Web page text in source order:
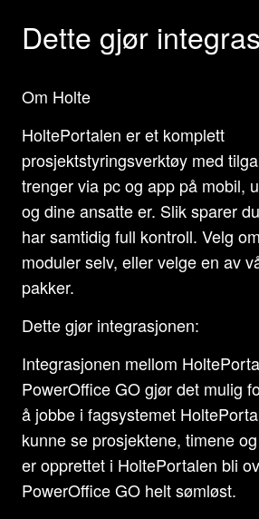
Om oss
Support
Logg inn
Dette gjør
Om Holte
HoltePortalen er et komplett
prosjektstyringsverktøy med
trenger via pc og app på mobil,
og dine ansatte er. Slik sparer
har samtidig full kontroll. Velg
moduler selv, eller velge en av
pakker.
Dette gjør integrasjonen:
Integrasjonen mellom
PowerOffice GO gjør det mulig
å jobbe i fagsystemet
kunne se prosjektene, timene
er opprettet i HoltePortalen bli
PowerOffice GO helt sømløst.